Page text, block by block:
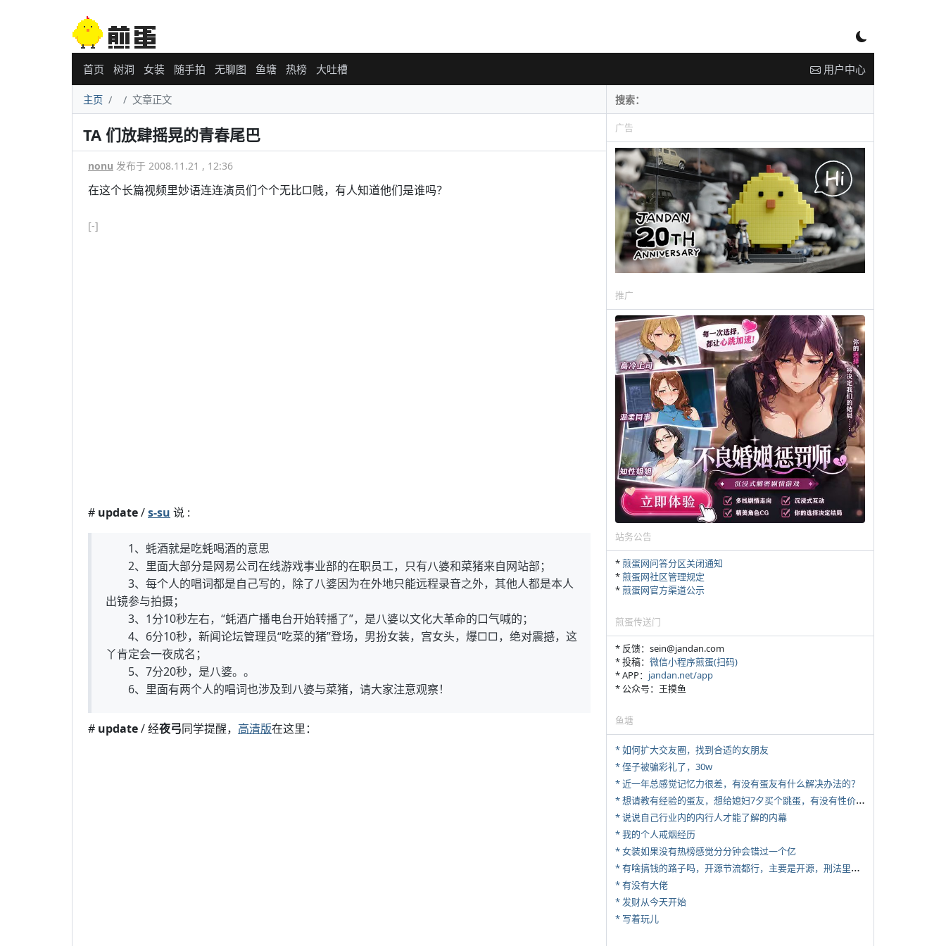
首页 树洞 女装 随手拍 无聊图 鱼塘 热榜 大吐槽 用户中心
主页 文章正文
TA 们放肆摇晃的青春尾巴
nonu 发布于 2008.11.21 , 12:36
在这个长篇视频里妙语连连演员们个个无比□贱，有人知道他们是谁吗？
[-]
# update/s-su 说 :
1、蚝酒就是吃蚝喝酒的意思
2、里面大部分是网易公司在线游戏事业部的在职员工，只有八婆和菜猪来自网站部；
3、每个人的唱词都是自己写的，除了八婆因为在外地只能远程录音之外，其他人都是本人
出镜参与拍摄；
3、1分10秒左右，“蚝酒广播电台开始转播了”，是八婆以文化大革命的口气喊的；
4、6分10秒，新闻论坛管理员“吃菜的猪”登场，男扮女装，宫女头，爆□□，绝对震撼，这
丫肯定会一夜成名；
5、7分20秒，是八婆。。
6、里面有两个人的唱词也涉及到八婆与菜猪，请大家注意观察！
# update/ 经夜弓同学提醒， 高清版在这里：
广告
推广
站务公告
*煎蛋网问答分区关闭通知
*煎蛋网社区管理规定
*煎蛋网官方渠道公示
煎蛋传送门
* 反馈：sein@jandan.com
* 投稿： 微信小程序煎蛋(扫码)
* APP： jandan.net/app
* 公众号：王摸鱼
鱼塘
* 如何扩大交友圈，找到合适的女朋友
* 侄子被骗彩礼了，30w
* 近一年总感觉记忆力很差，有没有蛋友有什么解决办法的？
*
想请教有经验的蛋友，想给媳妇7夕买个跳蛋，有没有性价比高的推荐
* 说说自己行业内的内行人才能了解的内幕
* 我的个人戒烟经历
* 女装如果没有热榜感觉分分钟会错过一个亿
*
有啥搞钱的路子吗，开源节流都行，主要是开源，刑法里的咱不做
* 有没有大佬
* 发财从今天开始
* 写着玩儿